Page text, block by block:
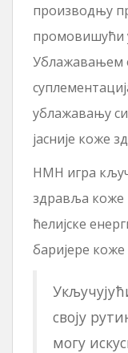
производњу
промовишући
Ублажавањем
ублажавању
јасније коже
НМН игра
здравља
ћелијске
баријере
своју
могу